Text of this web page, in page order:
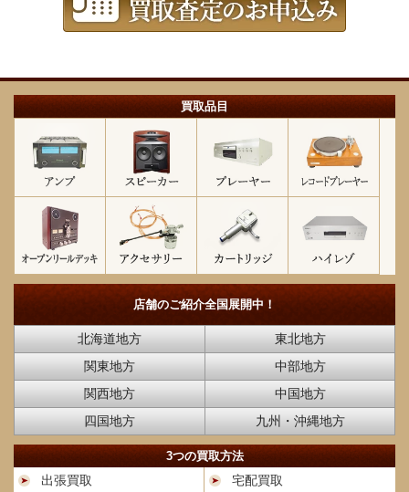
買取品目
店舗のご紹介全国展開中！
北海道地方
東北地方
関東地方
中部地方
関西地方
中国地方
四国地方
九州・沖縄地方
3つの買取方法
出張買取
宅配買取